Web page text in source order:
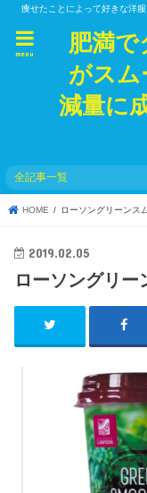
痩せたことによって好きな洋
肥満
がスム
減量に
menu
全記事一覧
HOME ローソングリーンス
2019.02.05
ローソングリー